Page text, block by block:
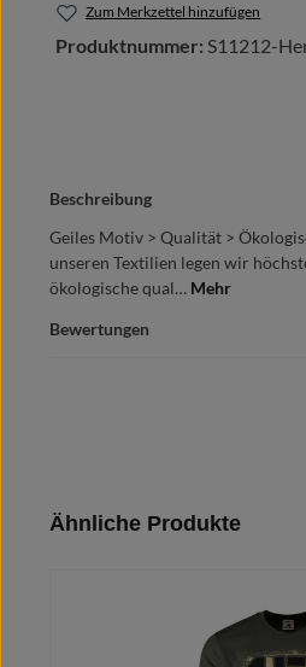
Zum Merkzettel hinzufügen
Produktnummer: S11212-
Beschreibung
Geiles Motiv > Qualität >
unseren Textilien legen wir
ökologische qual… Mehr
Bewertungen
Produktgalerie überspringen
Ähnliche Produkte